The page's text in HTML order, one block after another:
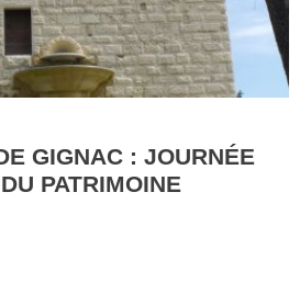
GIGNAC : JOURNÉE
PATRIMOINE